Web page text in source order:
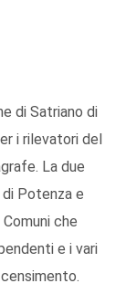
di Satriano di
i rilevatori del
La due
Potenza e
che
e i vari